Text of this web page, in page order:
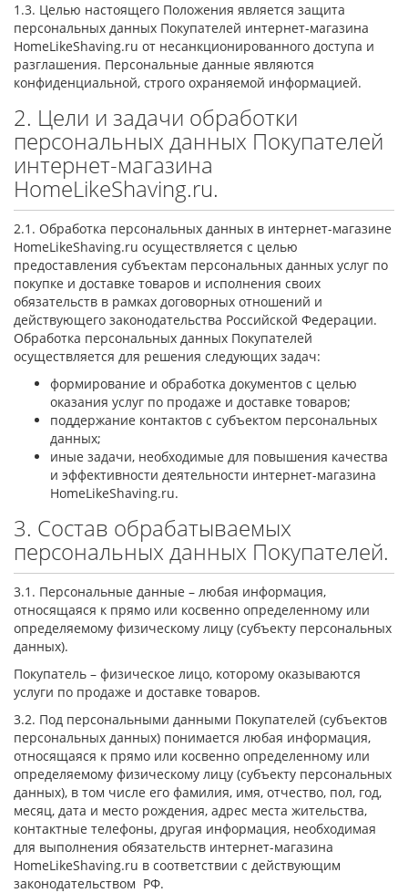
1.3. Целью настоящего Положения является защита
персональных данных Покупателей интернет-магазина
HomeLikeShaving.ru от несанкционированного доступа и
разглашения. Персональные данные являются
конфиденциальной, строго охраняемой информацией.
2. Цели и задачи обработки
персональных данных Покупателей
интернет-магазина
HomeLikeShaving.ru.
2.1. Обработка персональных данных в интернет-магазине
HomeLikeShaving.ru осуществляется с целью
предоставления субъектам персональных данных услуг по
покупке и доставке товаров и исполнения своих
обязательств в рамках договорных отношений и
действующего законодательства Российской Федерации.
Обработка персональных данных Покупателей
осуществляется для решения следующих задач:
формирование и обработка документов с целью
оказания услуг по продаже и доставке товаров;
поддержание контактов с субъектом персональных
данных;
иные задачи, необходимые для повышения качества
и эффективности деятельности интернет-магазина
HomeLikeShaving.ru.
3. Состав обрабатываемых
персональных данных Покупателей.
3.1. Персональные данные – любая информация,
относящаяся к прямо или косвенно определенному или
определяемому физическому лицу (субъекту персональных
данных).
Покупатель – физическое лицо, которому оказываются
услуги по продаже и доставке товаров.
3.2. Под персональными данными Покупателей (субъектов
персональных данных) понимается любая информация,
относящаяся к прямо или косвенно определенному или
определяемому физическому лицу (субъекту персональных
данных), в том числе его фамилия, имя, отчество, пол, год,
месяц, дата и место рождения, адрес места жительства,
контактные телефоны, другая информация, необходимая
для выполнения обязательств интернет-магазина
HomeLikeShaving.ru в соответствии с действующим
законодательством РФ.